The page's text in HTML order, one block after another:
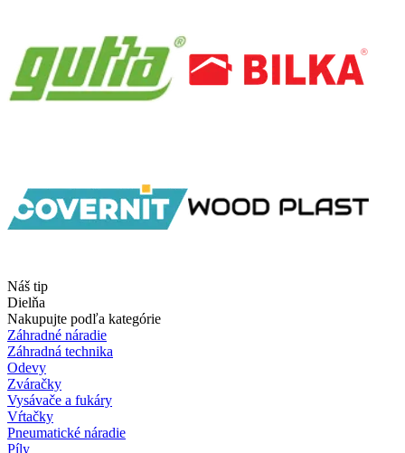
Náš tip
Dielňa
Nakupujte podľa kategórie
Záhradné náradie
Záhradná technika
Odevy
Zváračky
Vysávače a fukáry
Vŕtačky
Pneumatické náradie
Píly